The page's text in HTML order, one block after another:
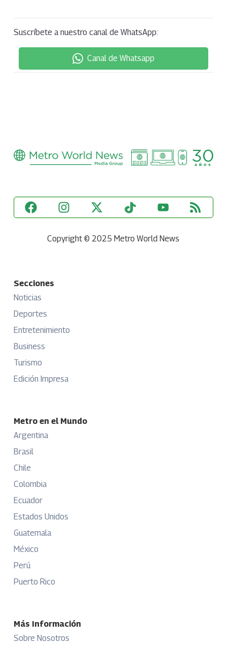
Suscríbete a nuestro canal de WhatsApp:
Canal de Whatsapp
Copyright © 2025 Metro World News
Secciones
Noticias
Deportes
Entretenimiento
Business
Turismo
Edición Impresa
Metro en el Mundo
Argentina
Brasil
Chile
Colombia
Ecuador
Estados Unidos
Guatemala
México
Perú
Puerto Rico
Más Información
Sobre Nosotros